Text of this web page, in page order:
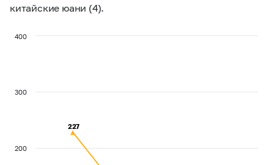
китайские юани (4).
227
227
200
300
400